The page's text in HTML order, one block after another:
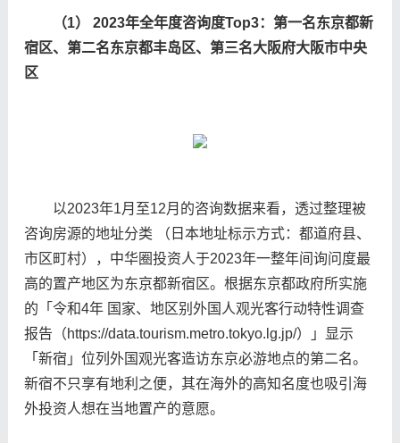
（1） 2023年全年度咨询度Top3：第一名东京都新
宿区、第二名东京都丰岛区、第三名大阪府大阪市中央
区
以2023年1月至12月的咨询数据来看，透过整理被
咨询房源的地址分类 （日本地址标示方式：都道府县、
市区町村），中华圈投资人于2023年一整年间询问度最
高的置产地区为东京都新宿区。根据东京都政府所实施
的「令和4年 国家、地区别外国人观光客行动特性调查
报告（https://data.tourism.metro.tokyo.lg.jp/）」显示
「新宿」位列外国观光客造访东京必游地点的第二名。
新宿不只享有地利之便，其在海外的高知名度也吸引海
外投资人想在当地置产的意愿。